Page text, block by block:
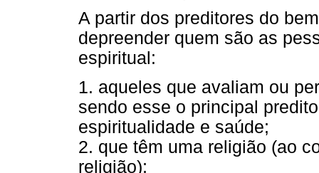
A partir dos preditores do
depreender quem são as
espiritual:
1. aqueles que avaliam ou
sendo esse o principal
espiritualidade e saúde;
2. que têm uma religião (ao
religião);